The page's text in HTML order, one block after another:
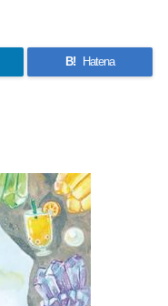
B! Hatena